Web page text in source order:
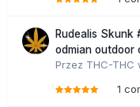
Rudealis Skunk
odmian outdoor
Przez THC-THC
1